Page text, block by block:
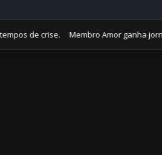
crise. Membro Amor ganha